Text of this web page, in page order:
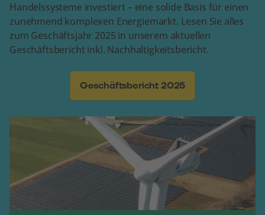
Handelssysteme investiert – eine solide Basis für einen
zunehmend komplexen Energiemarkt. Lesen Sie alles
zum Geschäftsjahr 2025 in unserem aktuellen
Geschäftsbericht inkl. Nachhaltigkeitsbericht.
Geschäftsbericht 2025